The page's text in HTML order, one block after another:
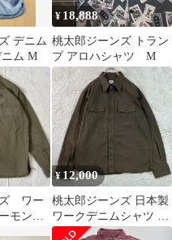
デニム
ム M
¥ 18,888
桃太郎ジーンズ トラン
プ アロハシャツ M
ズ ワー
モン
¥ 12,000
桃太郎ジーンズ 日本製
ワークデニムシャツ ブ
ラウン 44